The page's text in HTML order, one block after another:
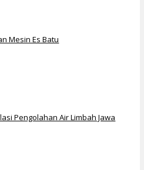
Mesin Es Batu
Pengolahan Air Limbah Jawa